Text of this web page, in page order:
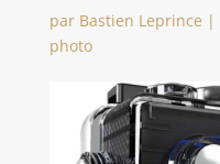
par Bastien Leprince |
photo